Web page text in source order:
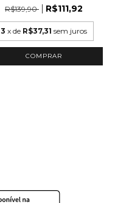
R$139,90
R$111,92
3 x de R$37,31 sem juros
COMPRAR